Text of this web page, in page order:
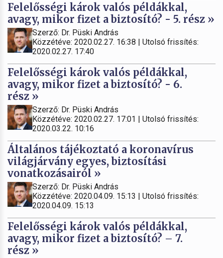
Felelősségi károk valós példákkal,
avagy, mikor fizet a biztosító? - 5. rész »
Szerző: Dr. Püski András
Közzétéve: 2020.02.27. 16:38 | Utolsó frissítés:
2020.02.27. 17:40
Felelősségi károk valós példákkal,
avagy, mikor fizet a biztosító? - 6.
rész »
Szerző: Dr. Püski András
Közzétéve: 2020.02.27. 17:01 | Utolsó frissítés:
2020.03.22. 10:16
Általános tájékoztató a koronavírus
világjárvány egyes, biztosítási
vonatkozásairól »
Szerző: Dr. Püski András
Közzétéve: 2020.04.09. 15:13 | Utolsó frissítés:
2020.04.09. 15:13
Felelősségi károk valós példákkal,
avagy, mikor fizet a biztosító? – 7.
rész »